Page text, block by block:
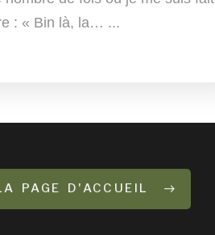
: « Bin là, la…
PAGE D'ACCUEIL